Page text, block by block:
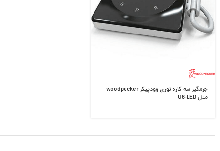
جرمگیر سه کاره نوری وودپیکر woodpecker
مدل U6-LED